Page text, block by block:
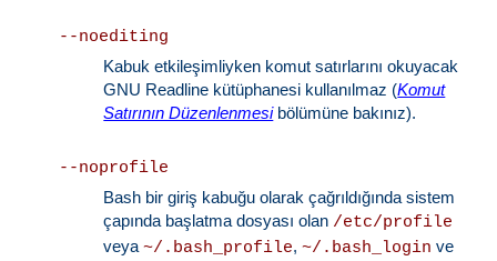
--noediting
Kabuk etkileşimliyken komut satırlarını okuyacak
GNU Readline kütüphanesi kullanılmaz (Komut
Satırının Düzenlenmesibölümüne bakınız).
--noprofile
Bash bir giriş kabuğu olarak çağrıldığında sistem
çapında başlatma dosyası olan /etc/profile
veya~/.bash_profile,~/.bash_login ve